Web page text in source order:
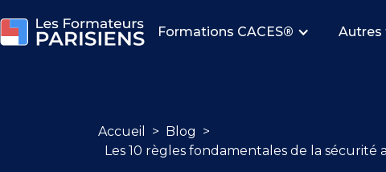
Formations CACES® Autres
Accueil > Blog >
Les 10 règles fondamentales de la sécurité